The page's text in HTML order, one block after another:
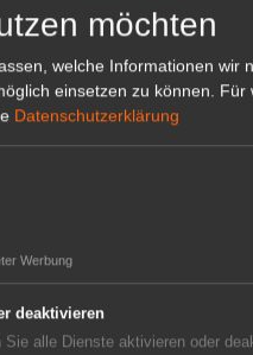
möchten
welche Informationen wir
einsetzen zu können.
Für
Datenschutzerklärung
Werbung
deaktivieren
alle Dienste aktivieren oder